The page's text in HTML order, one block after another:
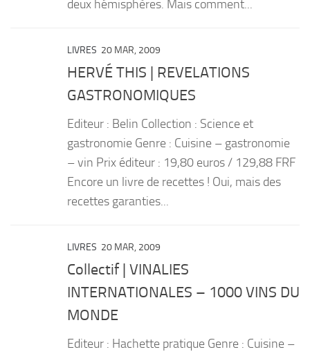
deux hémisphères. Mais comment...
LIVRES 20 MAR, 2009
HERVÉ THIS | REVELATIONS
GASTRONOMIQUES
Editeur : Belin Collection : Science et
gastronomie Genre : Cuisine – gastronomie
– vin Prix éditeur : 19,80 euros / 129,88 FRF
Encore un livre de recettes ! Oui, mais des
recettes garanties...
LIVRES 20 MAR, 2009
Collectif | VINALIES
INTERNATIONALES – 1000 VINS DU
MONDE
Editeur : Hachette pratique Genre : Cuisine –